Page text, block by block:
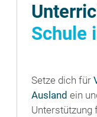
Schule
Setze dich für
Ausland ein
Unterstützung